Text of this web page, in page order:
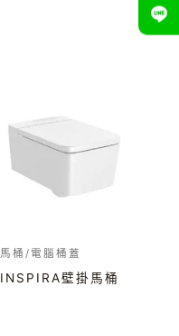
馬桶/電腦桶蓋
INSPIRA壁掛馬桶